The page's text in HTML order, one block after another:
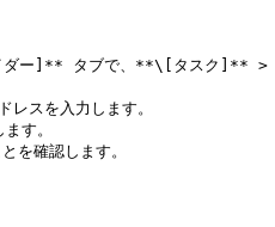
]** タブで、**\[タスク]** >
スを入力します。
す。
を確認します。